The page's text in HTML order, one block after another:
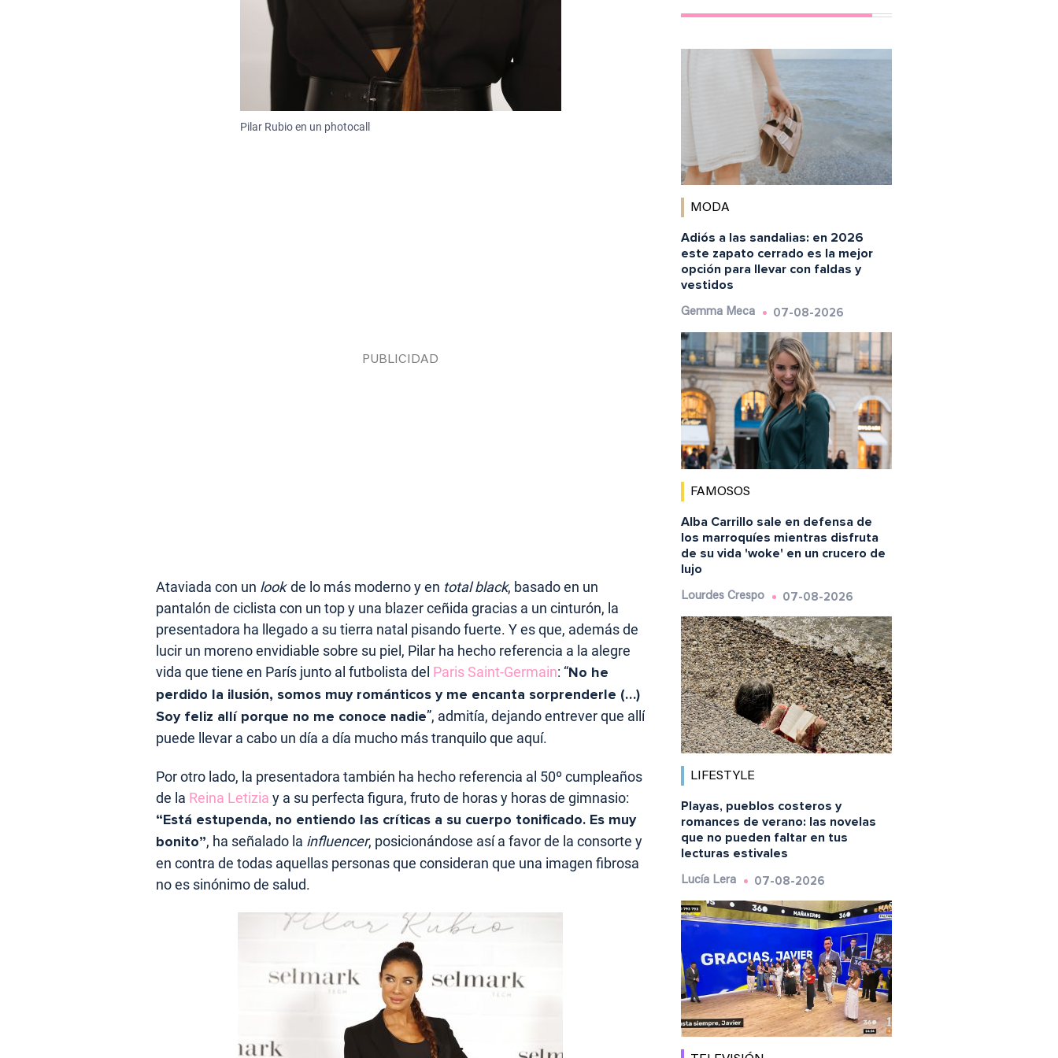
Pilar Rubio en un photocall
Ataviada con un lookde lo más moderno y en total black, basado en un
pantalón de ciclista con un top y una blazer ceñida gracias a un cinturón, la
presentadora ha llegado a su tierra natal pisando fuerte. Y es que, además de
lucir un moreno envidiable sobre su piel, Pilar ha hecho referencia a la alegre
vida que tiene en París junto al futbolista del Paris Saint-Germain: “No he
perdido la ilusión, somos muy románticos y me encanta sorprenderle (…)
Soy feliz allí porque no me conoce nadie”, admitía, dejando entrever que allí
puede llevar a cabo un día a día mucho más tranquilo que aquí.
Por otro lado, la presentadora también ha hecho referencia al 50º cumpleaños
de la Reina Letizia y a su perfecta figura, fruto de horas y horas de gimnasio:
“Está estupenda, no entiendo las críticas a su cuerpo tonificado. Es muy
bonito”, ha señalado la influencer, posicionándose así a favor de la consorte y
en contra de todas aquellas personas que consideran que una imagen fibrosa
no es sinónimo de salud.
MODA
Adiós a las sandalias: en 2026
este zapato cerrado es la mejor
opción para llevar con faldas y
vestidos
Gemma Meca 07-08-2026
FAMOSOS
Alba Carrillo sale en defensa de
los marroquíes mientras disfruta
de su vida 'woke' en un crucero de
lujo
Lourdes Crespo 07-08-2026
LIFESTYLE
Playas, pueblos costeros y
romances de verano: las novelas
que no pueden faltar en tus
lecturas estivales
Lucía Lera 07-08-2026